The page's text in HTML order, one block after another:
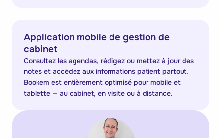
Application mobile de gestion de
cabinet
Consultez les agendas, rédigez ou mettez à jour des
notes et accédez aux informations patient partout.
Bookem est entièrement optimisé pour mobile et
tablette — au cabinet, en visite ou à distance.